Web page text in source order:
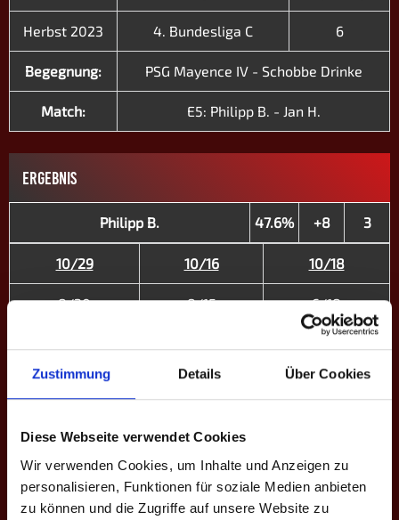
Zustimmung Details Über Cookies
Diese Webseite verwendet Cookies
Wir verwenden Cookies, um Inhalte und Anzeigen zu
personalisieren, Funktionen für soziale Medien anbieten
zu können und die Zugriffe auf unsere Website zu
Herbst 2023 4. Bundesliga C 6
Begegnung: PSG Mayence IV - Schobbe Drinke
Match: E5: Philipp B. - Jan H.
ERGEBNIS
Philipp B. 47.6% +8 3
10/29 10/16 10/18
8/30 8/15 6/18
G1
Jan 27% 8/30